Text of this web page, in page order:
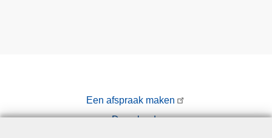
Een afspraak maken
Downloads